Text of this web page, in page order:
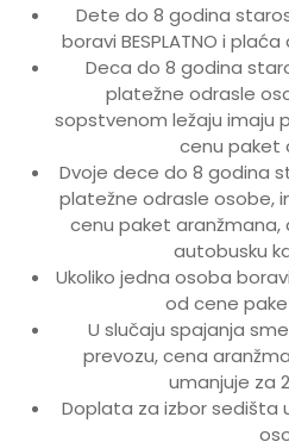
Dete do 8 godina
boravi BESPLATNO i
Deca do 8 godina
platežne odrasle
sopstvenom ležaju imaju
cenu paket
Dvoje dece do 8 godina
platežne odrasle osobe,
cenu paket aranžmana,
autobusku
Ukoliko jedna osoba
od cene
U slučaju spajanja
prevozu, cena
umanjuje za
Doplata za izbor sedišta